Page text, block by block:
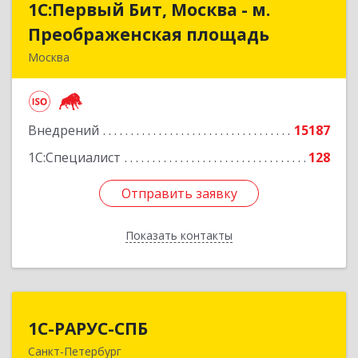
1С:Первый Бит, Москва - м.
Преображенская площадь
Москва
Внедрений
15187
1С:Специалист
128
Отправить заявку
Показать контакты
1С:Первый Бит, Москва - м.
Преображенская площадь
Подробнее
Отправить заявку
Назад
1С-РАРУС-СПБ
Санкт-Петербург197022, Санкт-Петербург г, вн.тер.г.